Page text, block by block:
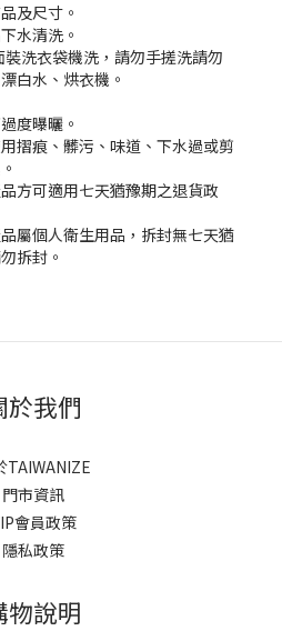
及尺寸。
水清洗。
洗衣袋機洗，請勿手搓洗請勿
白水、烘衣機。
度曝曬。
摺痕、髒污、味道、下水過或剪
方可適用七天猶豫期之退貨政
屬個人衛生用品，拆封無七天猶
拆封。
於我們
TAIWANIZE
門市資訊
會員政策
隱私政策
物說明